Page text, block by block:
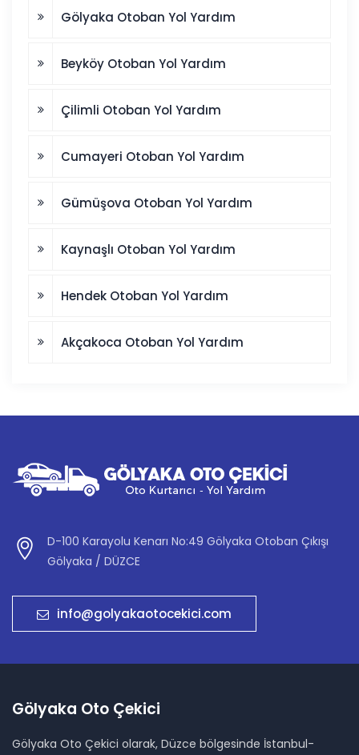
Gölyaka Otoban Yol Yardım
Beyköy Otoban Yol Yardım
Çilimli Otoban Yol Yardım
Cumayeri Otoban Yol Yardım
Gümüşova Otoban Yol Yardım
Kaynaşlı Otoban Yol Yardım
Hendek Otoban Yol Yardım
Akçakoca Otoban Yol Yardım
D-100 Karayolu Kenarı No:49 Gölyaka Otoban Çıkışı
Gölyaka / DÜZCE
info@golyakaotocekici.com
Gölyaka Oto Çekici
Gölyaka Oto Çekici olarak, Düzce bölgesinde İstanbul-